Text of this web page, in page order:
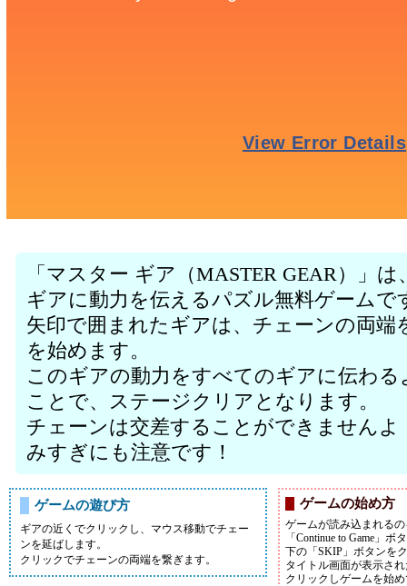
「マスター ギア（MASTER GEAR）」
ギアに動力を伝えるパズル無料ゲームで
矢印で囲まれたギアは、チェーンの両端
を始めます。
このギアの動力をすべてのギアに伝わ
ことで、ステージクリアとなります。
チェーンは交差することができませんよ
みすぎにも注意です！
ゲームの遊び方
ギアの近くでクリックし、マウス移動でチェー
ンを延ばします。
クリックでチェーンの両端を繋ぎます。
ゲームの始め方
ゲームが読み込まれる
「Continue to Game」
下の「SKIP」ボタンを
タイトル画面が表示さ
クリックしゲームを始